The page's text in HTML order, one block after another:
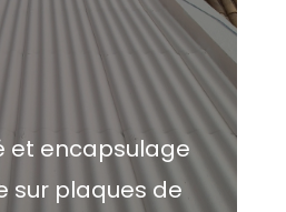
et encapsulage
sur plaques de